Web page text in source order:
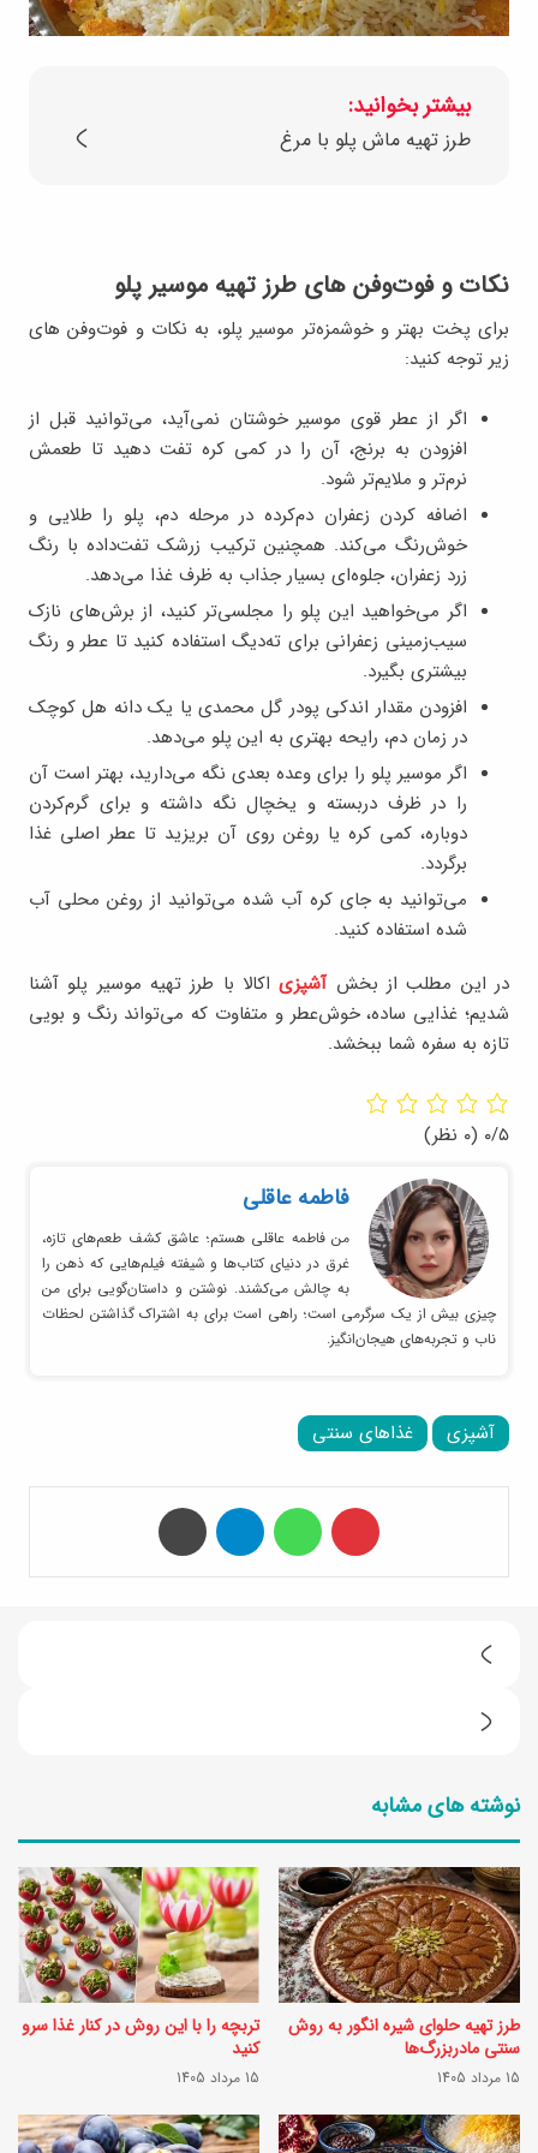
بیشتر بخوانید:
طرز تهیه ماش پلو با مرغ
نکات و فوت‌وفن‌ های طرز تهیه موسیر پلو
برای پخت بهتر و خوشمزه‌تر موسیر پلو، به نکات و فوت‌وفن‌ های
زیر توجه کنید:
اگر از عطر قوی موسیر خوشتان نمی‌آید، می‌توانید قبل از
افزودن به برنج، آن را در کمی کره تفت دهید تا طعمش
نرم‌تر و ملایم‌تر شود.
اضافه کردن زعفران دم‌کرده در مرحله دم، پلو را طلایی و
خوش‌رنگ می‌کند. همچنین ترکیب زرشک تفت‌داده با رنگ
زرد زعفران، جلوه‌ای بسیار جذاب به ظرف غذا می‌دهد.
اگر می‌خواهید این پلو را مجلسی‌تر کنید، از برش‌های نازک
سیب‌زمینی زعفرانی برای ته‌دیگ استفاده کنید تا عطر و رنگ
بیشتری بگیرد.
افزودن مقدار اندکی پودر گل محمدی یا یک دانه هل کوچک
در زمان دم، رایحه‌ بهتری به این پلو می‌دهد.
اگر موسیر پلو را برای وعده بعدی نگه می‌دارید، بهتر است آن
را در ظرف دربسته و یخچال نگه داشته و برای گرم‌کردن
دوباره، کمی کره یا روغن روی آن بریزید تا عطر اصلی غذا
برگردد.
می‌توانید به جای کره آب شده می‌توانید از روغن محلی آب
شده استفاده کنید.
در این مطلب از بخش آشپزیاکالا با طرز تهیه موسیر پلو آشنا
شدیم؛ غذایی ساده، خوش‌عطر و متفاوت که می‌تواند رنگ و بویی
تازه به سفره شما ببخشد.
۰/۵ (۰ نظر)
فاطمه عاقلی
من فاطمه عاقلی هستم؛ عاشق کشف طعم‌های تازه،
غرق در دنیای کتاب‌ها و شیفته فیلم‌هایی که ذهن را
به چالش می‌کشند. نوشتن و داستان‌گویی برای من
چیزی بیش از یک سرگرمی است؛ راهی است برای به اشتراک گذاشتن لحظات
ناب و تجربه‌های هیجان‌انگیز.
آشپزی غذاهای سنتی
ط
ز
ت
ه
ی
ه
د
م
ن
و
ی
ه
ز
ی
ر
ه
ل
نوشته های مشابه
طرز تهیه حلوای شیره انگور به روش
سنتی مادربزرگ‌ها
15 مرداد 1405
تربچه را با این روش در کنار غذا سرو
کنید
15 مرداد 1405